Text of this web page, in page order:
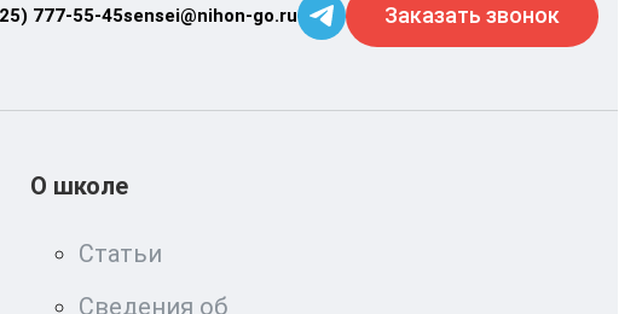
777-55-45sensei@nihon-go.ru Заказать звонок
О школе
Статьи
Сведения об